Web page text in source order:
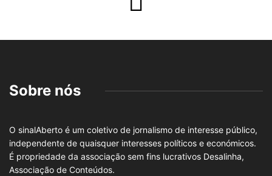
Sobre nós
O sinalAberto é um coletivo de jornalismo de interesse público,
independente de quaisquer interesses políticos e económicos.
É propriedade da associação sem fins lucrativos Desalinha,
Associação de Conteúdos.